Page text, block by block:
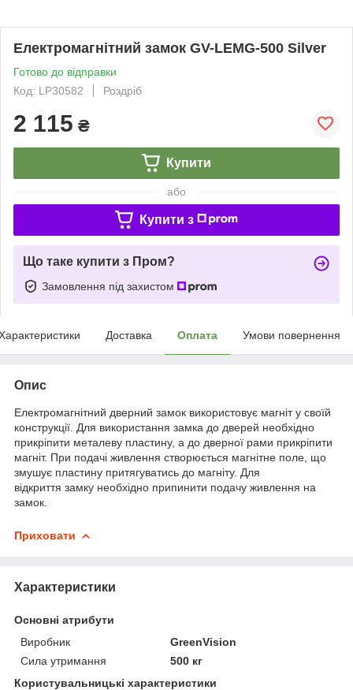
Електромагнітний замок GV-LEMG-500 Silver
Готово до відправки
Код: LP30582
Роздріб
2 115 ₴
Купити
або
Купити з
Що таке купити з Пром?
Замовлення під захистом
Доставка Оплата Умови повернення
Опис
Електромагнітний дверний замок використовує магніт у своїй
конструкції. Для використання замка до дверей необхідно
прикріпити металеву пластину, а до дверної рами прикріпити
магніт. При подачі живлення створюється магнітне поле, що
змушує пластину притягуватись до магніту. Для
відкриття замку необхідно припинити подачу живлення на
замок.
Приховати
Характеристики
Основні атрибути
Виробник
GreenVision
Сила утримання
500 кг
Користувальницькі характеристики